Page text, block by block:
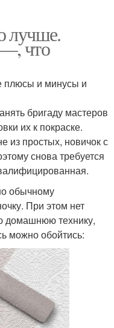
лучше.
что
плюсы и минусы и
бригаду мастеров
их к покраске.
из простых, новичок с
снова требуется
обычному
При этом нет
домашнюю технику,
можно обойтись: